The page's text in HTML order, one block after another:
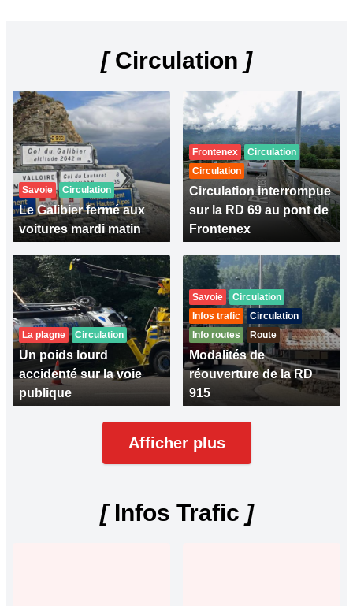
[Circulation ]
Savoie Circulation
Le Galibier fermé aux
voitures mardi matin
Frontenex
Circulation
Circulation
Circulation interrompue
sur la RD 69 au pont de
Frontenex
La plagne Circulation
Un poids lourd
accidenté sur la voie
publique
Savoie
Circulation
Infos trafic
Circulation
Info routes
Route
Modalités de
réouverture de la RD
915
Afficher plus
[Infos Trafic ]